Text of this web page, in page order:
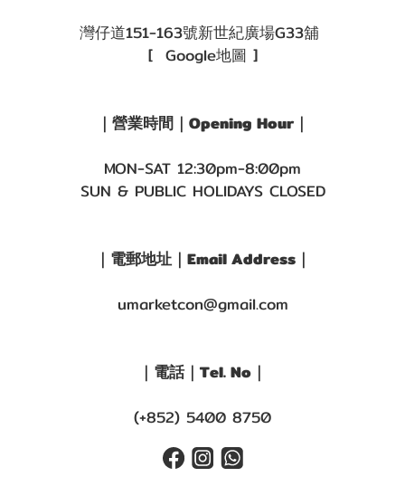
灣仔道151-163號新世紀廣場G33舖
[ Google地圖 ]
｜營業時間｜Opening Hour｜
MON-SAT 12:30pm-8:00pm
SUN & PUBLIC HOLIDAYS CLOSED
｜電郵地址｜Email Address｜
umarketcon@gmail.com
｜電話｜Tel. No｜
(+852) 5400 8750